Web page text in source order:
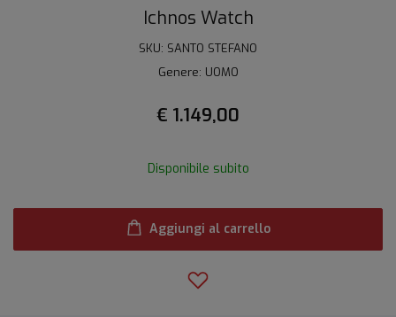
Ichnos Watch
SKU: SANTO STEFANO
Genere: UOMO
€ 1.149,00
Disponibile subito
Aggiungi al carrello